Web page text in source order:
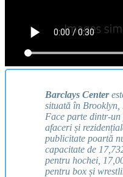
Barclays Center
situată în
Face parte dintr-un
afaceri și
publicitate poartă
capacitate de
pentru hochei,
pentru box și